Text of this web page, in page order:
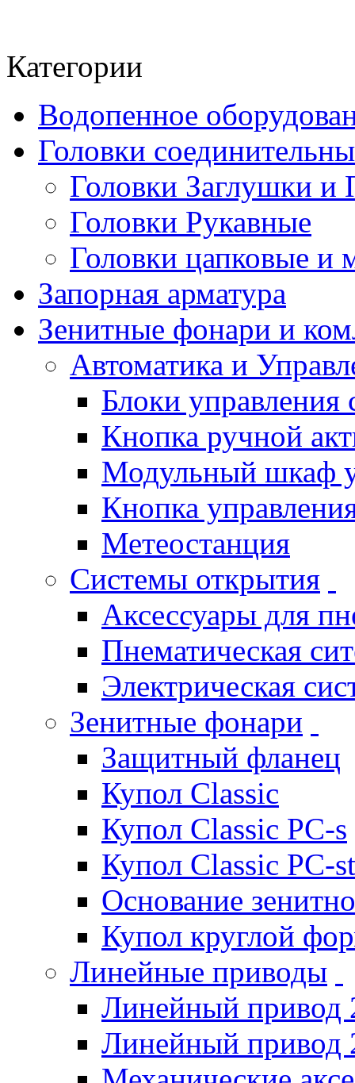
Категории
Водопенное
Головки
Головки Заглушки и
Головки Рукавные
Головки цапковые и
Запорная арматура
Зенитные фонари и
Автоматика и
Блоки
Кнопка ручной
Модульный шкаф
Кнопка
Метеостанция
Системы открытия
Аксессуары для
Пнематическая
Электрическая
Зенитные фонари
Защитный фланец
Купол Classic
Купол Classic PC-s
Купол Classic PC-st
Основание
Купол круглой
Линейные приводы
Линейный привод
Линейный привод